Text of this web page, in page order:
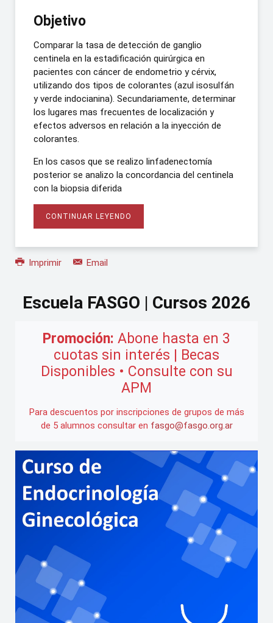
Objetivo
Comparar la tasa de detección de ganglio
centinela en la estadificación quirúrgica en
pacientes con cáncer de endometrio y cérvix,
utilizando dos tipos de colorantes (azul isosulfán
y verde indocianina). Secundariamente, determinar
los lugares mas frecuentes de localización y
efectos adversos en relación a la inyección de
colorantes.
En los casos que se realizo linfadenectomía
posterior se analizo la concordancia del centinela
con la biopsia diferida
CONTINUAR LEYENDO
Imprimir Email
Escuela FASGO | Cursos 2026
Promoción: Abone hasta en 3
cuotas sin interés | Becas
Disponibles • Consulte con su
APM
Para descuentos por inscripciones de grupos de más
de 5 alumnos consultar en fasgo@fasgo.org.ar